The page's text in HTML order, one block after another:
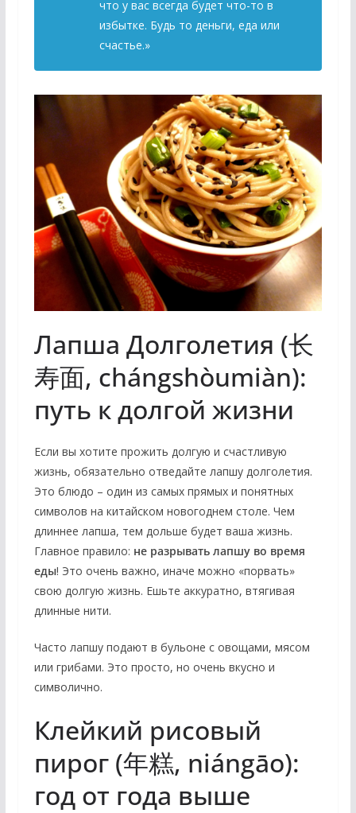
что у вас всегда будет что-то в
избытке. Будь то деньги, еда или
счастье.»
Лапша Долголетия (长
寿面, chángshòumiàn):
путь к долгой жизни
Если вы хотите прожить долгую и счастливую
жизнь, обязательно отведайте лапшу долголетия.
Это блюдо – один из самых прямых и понятных
символов на китайском новогоднем столе. Чем
длиннее лапша, тем дольше будет ваша жизнь.
Главное правило: не разрывать лапшу во время
еды! Это очень важно, иначе можно «порвать»
свою долгую жизнь. Ешьте аккуратно, втягивая
длинные нити.
Часто лапшу подают в бульоне с овощами, мясом
или грибами. Это просто, но очень вкусно и
символично.
Клейкий рисовый
пирог (年糕, niángāo):
год от года выше